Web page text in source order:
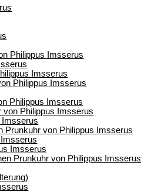
Philippus Imsserus
Imsserus
Philippus Imsserus
Philippus Imsserus
von Philippus Imsserus
Imsserus
Prunkuhr von Philippus Imsserus
Imsserus
Prunkuhr von Philippus Imsserus